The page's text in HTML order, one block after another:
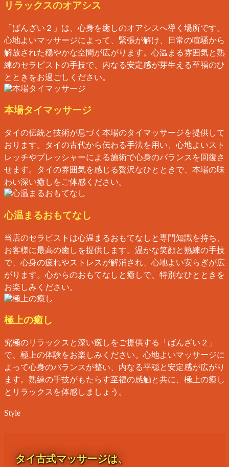
リラックスのオアシス
「ばんざい２」は、心身を癒しのオアシスへ導く場所です。
心地よいマッサージによって、緊張が解け、日常の喧騒から
解放された穏やかな空間が広がります。心温まる雰囲気と熟
練のセラピストの手技で、内なる安定感が芽生える至福のひ
とときをお過ごしください。
本場タイマッサージ
タイの伝統と技術が息づく本場のタイマッサージを提供して
おります。タイの古代から伝わる手法を用い、心地よいスト
レッチやプレッシャーによる施術で心身のバランスを回復さ
せます。タイの雰囲気を感じる贅沢なひとときで、本場の味
わい深い癒しをご体感ください。
心温まるおもてなし
当店のセラピストは心温まるおもてなしと専門知識を持ち、
お客様に最高の癒しを提供します。温かな笑顔と熟練の手技
で、心身の疲れやストレスが解消され、心地よい安らぎが広
がります。心からのおもてなしと癒しで、特別なひとときを
お楽しみください。
極上の癒し
究極のリラックスと深い癒しをご提供する「ばんざい２」
で、極上の体験をお楽しみください。心地よいマッサージに
よって心身のバランスが整い、内なる平穏と安定感が広がり
ます。熟練の手技がもたらす至福の感触と共に、極上の癒し
とリラックスを体感しましょう。
Style
タイ古式マッサージは、